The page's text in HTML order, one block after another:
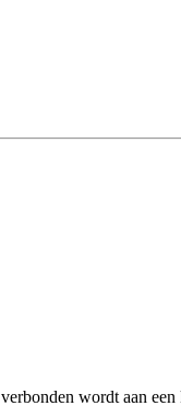
verbonden wordt aan